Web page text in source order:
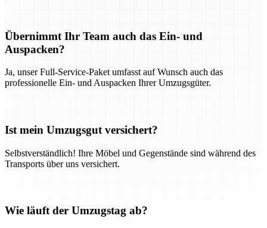
Übernimmt Ihr Team auch das Ein- und
Auspacken?
Ja, unser Full-Service-Paket umfasst auf Wunsch auch das
professionelle Ein- und Auspacken Ihrer Umzugsgüter.
Ist mein Umzugsgut versichert?
Selbstverständlich! Ihre Möbel und Gegenstände sind während des
Transports über uns versichert.
Wie läuft der Umzugstag ab?